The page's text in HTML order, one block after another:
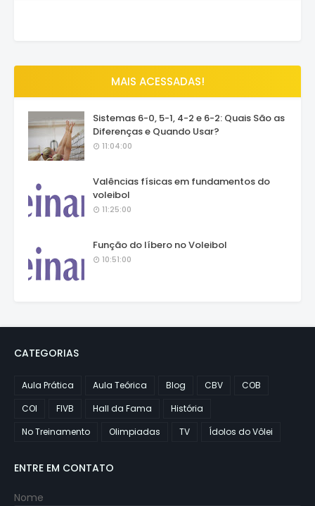
MAIS ACESSADAS!
Sistemas 6-0, 5-1, 4-2 e 6-2: Quais São as
Diferenças e Quando Usar?
11:04:00
Valências físicas em fundamentos do
voleibol
11:25:00
Função do líbero no Voleibol
10:51:00
CATEGORIAS
Aula Prática Aula Teórica Blog CBV
COB
COI
FIVB Hall da Fama
História
No Treinamento
Olimpiadas TV Ídolos do Vôlei
ENTRE EM CONTATO
Nome